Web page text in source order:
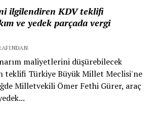
ilgilendiren KDV teklifi
ve yedek parçada vergi
maliyetlerini düşürebilecek
teklifi Türkiye Büyük Millet Meclisi'ne
Milletvekili Ömer Fethi Gürer, araç